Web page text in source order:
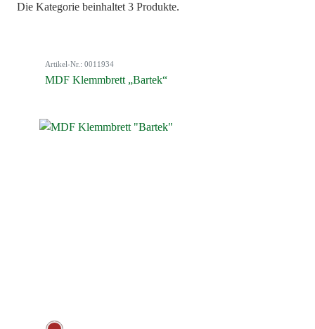
Farbe
Die Kategorie beinhaltet 3 Produkte.
Artikel-Nr.: 0011934
MDF Klemmbrett „Bartek“